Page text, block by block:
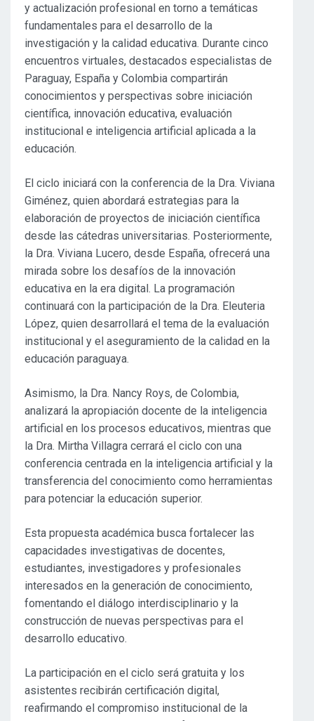
y actualización profesional en torno a temáticas
fundamentales para el desarrollo de la
investigación y la calidad educativa. Durante cinco
encuentros virtuales, destacados especialistas de
Paraguay, España y Colombia compartirán
conocimientos y perspectivas sobre iniciación
científica, innovación educativa, evaluación
institucional e inteligencia artificial aplicada a la
educación.
El ciclo iniciará con la conferencia de la Dra. Viviana
Giménez, quien abordará estrategias para la
elaboración de proyectos de iniciación científica
desde las cátedras universitarias. Posteriormente,
la Dra. Viviana Lucero, desde España, ofrecerá una
mirada sobre los desafíos de la innovación
educativa en la era digital. La programación
continuará con la participación de la Dra. Eleuteria
López, quien desarrollará el tema de la evaluación
institucional y el aseguramiento de la calidad en la
educación paraguaya.
Asimismo, la Dra. Nancy Roys, de Colombia,
analizará la apropiación docente de la inteligencia
artificial en los procesos educativos, mientras que
la Dra. Mirtha Villagra cerrará el ciclo con una
conferencia centrada en la inteligencia artificial y la
transferencia del conocimiento como herramientas
para potenciar la educación superior.
Esta propuesta académica busca fortalecer las
capacidades investigativas de docentes,
estudiantes, investigadores y profesionales
interesados en la generación de conocimiento,
fomentando el diálogo interdisciplinario y la
construcción de nuevas perspectivas para el
desarrollo educativo.
La participación en el ciclo será gratuita y los
asistentes recibirán certificación digital,
reafirmando el compromiso institucional de la